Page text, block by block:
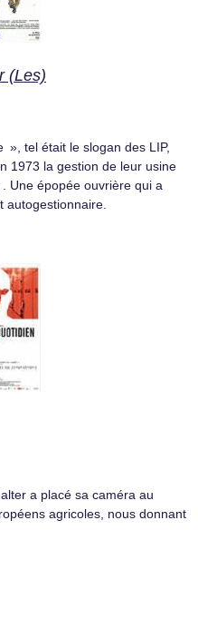
(Les)
tel était le slogan des LIP,
1973 la gestion de leur usine
Une épopée ouvrière qui a
autogestionnaire.
a placé sa caméra au
agricoles, nous donnant